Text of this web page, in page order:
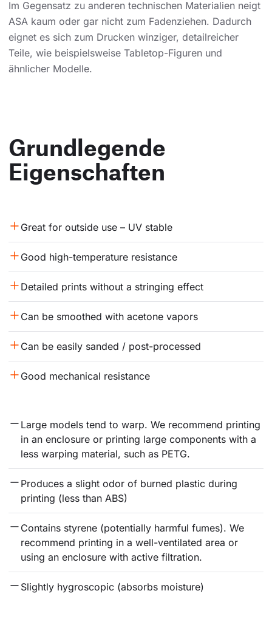
Im Gegensatz zu anderen technischen Materialien neigt
ASA kaum oder gar nicht zum Fadenziehen. Dadurch
eignet es sich zum Drucken winziger, detailreicher
Teile, wie beispielsweise Tabletop-Figuren und
ähnlicher Modelle.
Grundlegende
Eigenschaften
Great for outside use – UV stable
Good high-temperature resistance
Detailed prints without a stringing effect
Can be smoothed with acetone vapors
Can be easily sanded / post-processed
Good mechanical resistance
Large models tend to warp. We recommend printing
in an enclosure or printing large components with a
less warping material, such as PETG.
Produces a slight odor of burned plastic during
printing (less than ABS)
Contains styrene (potentially harmful fumes). We
recommend printing in a well-ventilated area or
using an enclosure with active filtration.
Slightly hygroscopic (absorbs moisture)